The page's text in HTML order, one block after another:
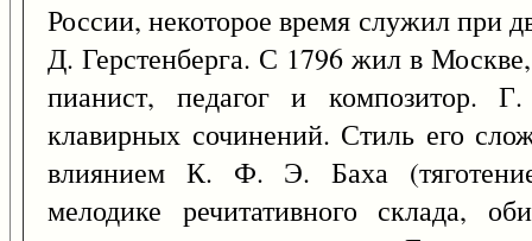
России, некоторое время служил при
Д. Герстенберга. С 1796 жил в
пианист, педагог и композитор.
клавирных сочинений. Стиль его
влиянием К. Ф. Э. Баха
мелодике речитативного склада,